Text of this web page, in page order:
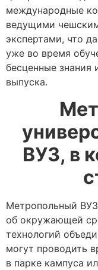
международные
ведущими
экспертами, что
уже во время
бесценные
выпуска.
ВУЗ, в
Метропольный
об окружающей
технологий
могут проводить
в парке кампуса